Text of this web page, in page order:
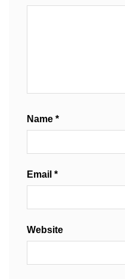
Name *
Email *
Website